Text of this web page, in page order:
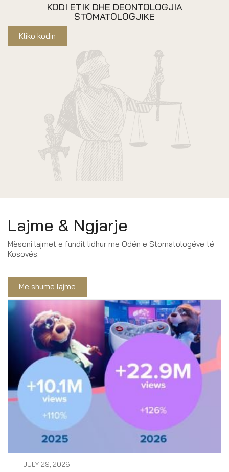
KODI ETIK DHE DEONTOLOGJIA
STOMATOLOGJIKE
Kliko kodin
Lajme & Ngjarje
Mësoni lajmet e fundit lidhur me Odën e Stomatologëve të
Kosovës.
Më shumë lajme
JULY 29, 2026